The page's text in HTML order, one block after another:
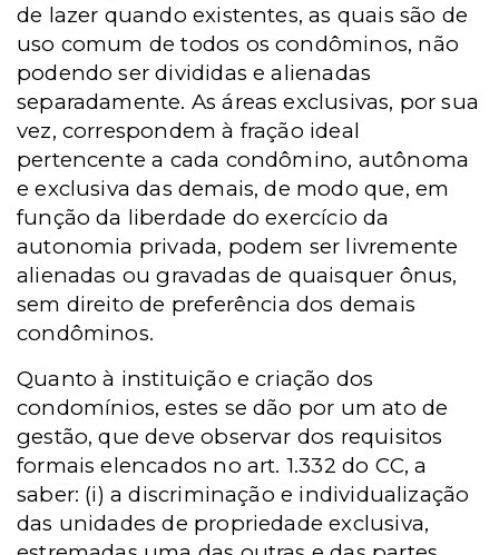
de lazer quando existentes, as quais são de
uso comum de todos os condôminos, não
podendo ser divididas e alienadas
separadamente. As áreas exclusivas, por sua
vez, correspondem à fração ideal
pertencente a cada condômino, autônoma
e exclusiva das demais, de modo que, em
função da liberdade do exercício da
autonomia privada, podem ser livremente
alienadas ou gravadas de quaisquer ônus,
sem direito de preferência dos demais
condôminos.
Quanto à instituição e criação dos
condomínios, estes se dão por um ato de
gestão, que deve observar dos requisitos
formais elencados no art. 1.332 do CC, a
saber: (i) a discriminação e individualização
das unidades de propriedade exclusiva,